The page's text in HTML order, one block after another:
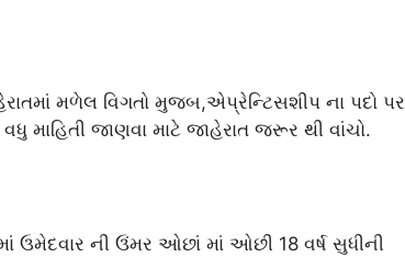
મળેલ વિગતો મુજબ,એપ્રેન્ટિસશીપ ના પદો પર
માહિતી જાણવા માટે જાહેરાત જરૂર થી વાંચો.
ઉમેદવાર ની ઉંમર ઓછાં માં ઓછી 18 વર્ષ સુધીની